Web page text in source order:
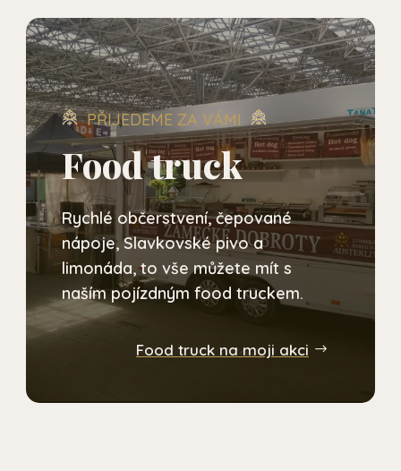
PŘIJEDEME ZA VÁMI
Food truck
Rychlé občerstvení, čepované
nápoje, Slavkovské pivo a
limonáda, to vše můžete mít s
naším pojízdným food truckem.
Food truck na moji akci